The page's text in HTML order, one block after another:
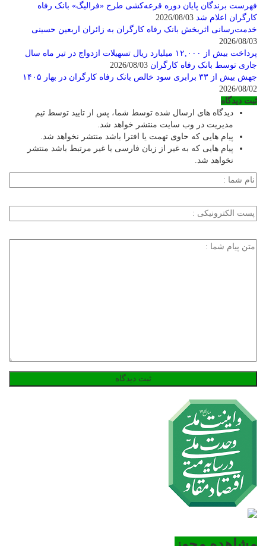
فهرست برندگان پایان دوره قرعه‌کشی طرح «فرالیگ» بانک رفاه
کارگران اعلام شد
خدمت‌رسانی اثربخش بانک رفاه کارگران به زائران اربعین حسینی
2026/08/03
پرداخت بیش از ۱۲,۰۰۰ میلیارد ریال تسهیلات ازدواج در تیر ماه سال
جاری توسط بانک رفاه کارگران
جهش بیش از ۳۳ برابری سود خالص بانک رفاه کارگران در بهار ۱۴۰۵
2026/08/02
ثبت دیدگاه
دیدگاه های ارسال شده توسط شما، پس از تایید توسط تیم
مدیریت در وب سایت منتشر خواهد شد.
پیام هایی که حاوی تهمت یا افترا باشد منتشر نخواهد شد.
پیام هایی که به غیر از زبان فارسی یا غیر مرتبط باشد منتشر
نخواهد شد.